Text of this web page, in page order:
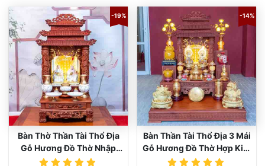
-19%
Bàn Thờ Thần Tài Thổ Địa
Gỗ Hương Đồ Thờ Nhập
Khẩu TT899
-14%
Bàn Thần Tài Thổ Địa 3 Mái
Gỗ Hương Đồ Thờ Hợp Kim
TT898